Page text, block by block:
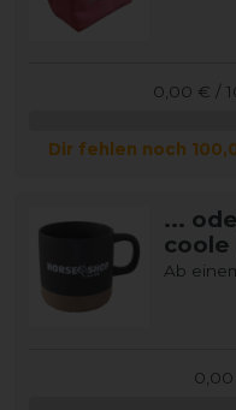
0,00 € /
Dir fehlen noch
...
coole
Ab